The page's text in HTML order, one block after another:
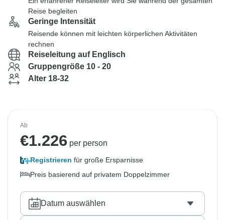
Reise begleiten
Geringe Intensität
Reisende können mit leichten körperlichen Aktivitäten
rechnen
Reiseleitung auf Englisch
Gruppengröße 10 - 20
Alter 18-32
Ab
€1.226 per person
Registrieren für große Ersparnisse
Preis basierend auf privatem Doppelzimmer
Datum auswählen